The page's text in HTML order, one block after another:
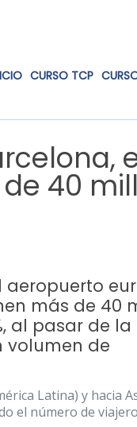
CURSO TCP
40
aeropuerto
más de 40
al pasar de la
volumen de
Latina) y hacia
el número de